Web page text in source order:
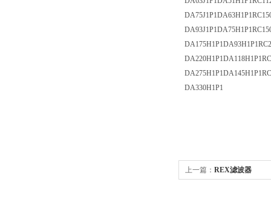
DA330H1P1
上一篇： REX滤波器